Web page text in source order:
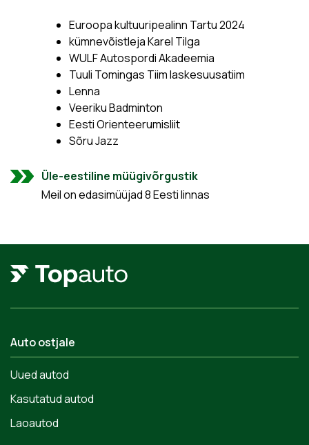
Euroopa kultuuripealinn Tartu 2024
kümnevõistleja Karel Tilga
WULF Autospordi Akadeemia
Tuuli Tomingas Tiim laskesuusatiim
Lenna
Veeriku Badminton
Eesti Orienteerumisliit
Sõru Jazz
Üle-eestiline müügivõrgustik
Meil on edasimüüjad 8 Eesti linnas
Auto ostjale
Uued autod
Kasutatud autod
Laoautod